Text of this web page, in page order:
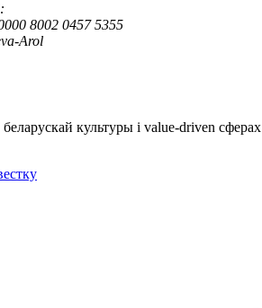
8002 0457 5355
Arol
культуры і value-driven сферах